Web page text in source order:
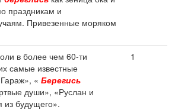
праздникам и
Привезенные моряком
в более чем 60-ти
самые известные
« Берегись
души», «Руслан и
будущего».
1